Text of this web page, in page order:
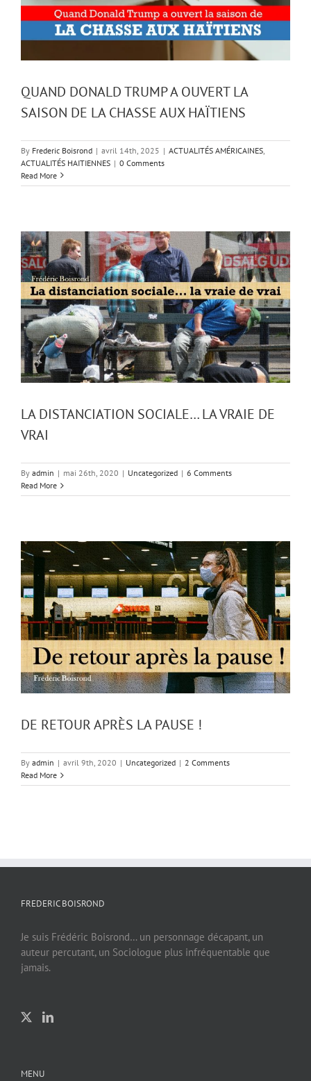
QUAND DONALD TRUMP A OUVERT LA
SAISON DE LA CHASSE AUX HAÏTIENS
By Frederic Boisrond | avril 14th, 2025 | ACTUALITÉS AMÉRICAINES
ACTUALITÉS HAITIENNES | 0 Comments
Read More
LA DISTANCIATION SOCIALE… LA VRAIE DE
VRAI
By admin | mai 26th, 2020 | Uncategorized | 6 Comments
Read More
DE RETOUR APRÈS LA PAUSE !
By admin | avril 9th, 2020 | Uncategorized | 2 Comments
Read More
FREDERIC BOISROND
Je suis Frédéric Boisrond… un personnage décapant, un
auteur percutant, un Sociologue plus infréquentable que
jamais.
MENU